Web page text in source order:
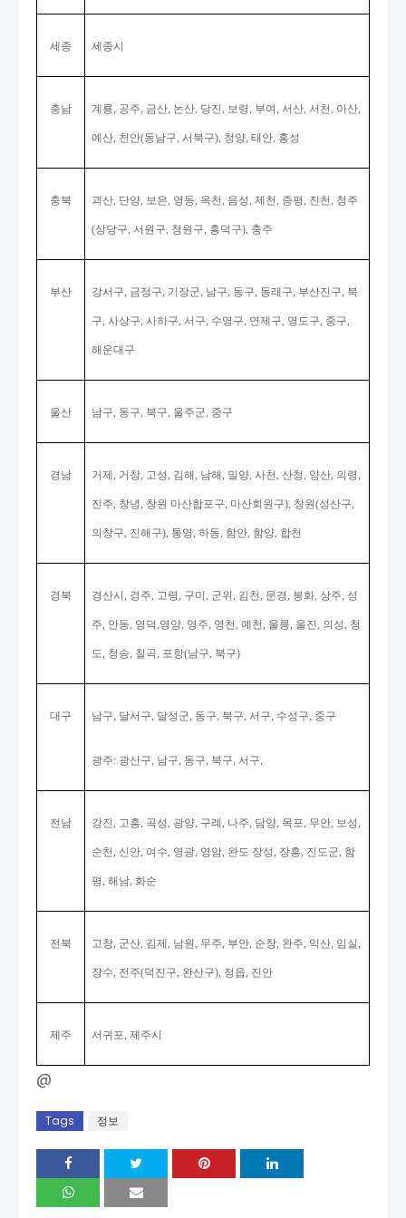
세종 세종시
충남 계룡, 공주, 금산, 논산, 당진, 보령, 부여, 서산, 서천, 아산,
예산, 천안(동남구, 서북구), 청양, 태안, 홍성
충북 괴산, 단양, 보은, 영동, 옥천, 음성, 제천, 증평, 진천, 청주
(상당구, 서원구, 청원구, 흥덕구), 충주
부산 강서구, 금정구, 기장군, 남구, 동구, 동래구, 부산진구, 북
구, 사상구, 사하구, 서구, 수영구, 연제구, 영도구, 중구,
해운대구
울산 남구, 동구, 북구, 울주군, 중구
경남 거제, 거창, 고성, 김해, 남해, 밀양, 사천, 산청, 양산, 의령,
진주, 창녕, 창원 마산합포구, 마산회원구), 창원(성산구,
의창구, 진해구), 통영, 하동, 함안, 함양, 합천
경북 경산시, 경주, 고령, 구미, 군위, 김천, 문경, 봉화, 상주, 성
주, 안동, 영덕,영양, 영주, 영천, 예천, 울릉, 울진, 의성, 청
도, 청송, 칠곡, 포항(남구, 북구)
대구 남구, 달서구, 달성군, 동구, 북구, 서구, 수성구, 중구
광주: 광산구, 남구, 동구, 북구, 서구,
전남 강진, 고흥, 곡성, 광양, 구례, 나주, 담양, 목포, 무안, 보성,
순천, 신안, 여수, 영광, 영암, 완도 장성, 장흥, 진도군, 함
평, 해남, 화순
전북 고창, 군산, 김제, 남원, 무주, 부안, 순창, 완주, 익산, 임실,
장수, 전주(덕진구, 완산구), 정읍, 진안
제주 서귀포, 제주시
@
Tags 정보